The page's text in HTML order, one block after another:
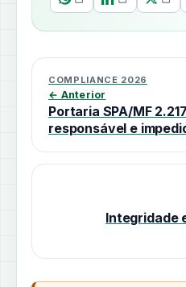
COMPLIANCE 2026
← Anterior
Portaria SPA/MF
responsável e
Integridade